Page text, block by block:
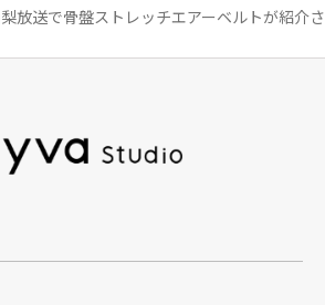
放送で骨盤ストレッチエアーベルトが紹介さ